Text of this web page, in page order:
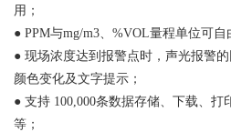
用；
● PPM与mg/m3、%VOL量程单位可
● 现场浓度达到报警点时，声光报警
颜色变化及文字提示；
● 支持 100,000条数据存储、下载、
等；